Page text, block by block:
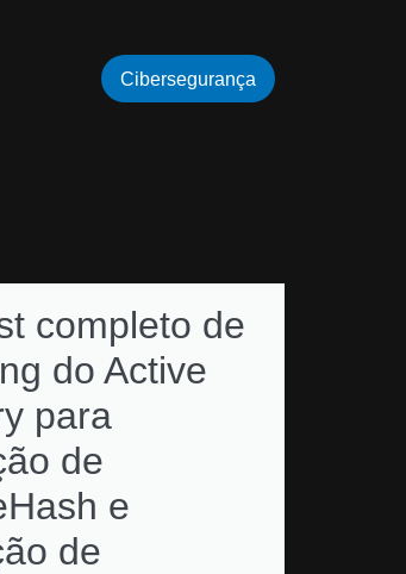
completo de
do Active
para
de
e
de
Cibersegurança